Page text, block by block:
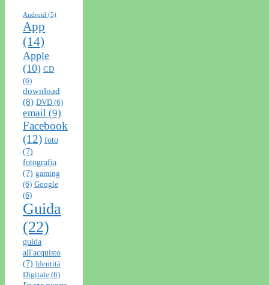
Android (5)
App
(14)
Apple
(10) CD
(6)
download
(8) DVD (6)
email (9)
Facebook
(12) foto
(7)
fotografia
(7) gaming
(6) Google
(6)
Guida
(22)
guida
all'acquisto
(7) Identità
Digitale (6)